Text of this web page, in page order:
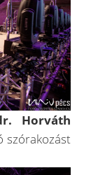
Horváth
szórakozást